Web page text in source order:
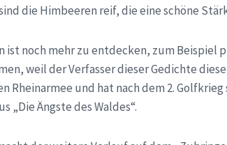
die Himbeeren reif, die eine schöne
ist noch mehr zu entdecken, zum
weil der Verfasser dieser Gedichte
Rheinarmee und hat nach dem 2.
„Die Ängste des Waldes“.